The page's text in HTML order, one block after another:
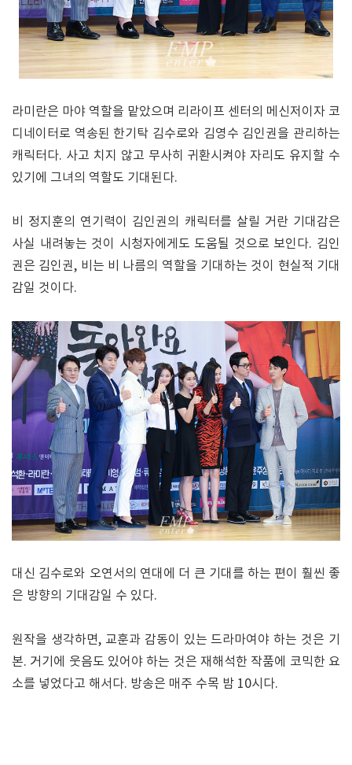
라미란은 마야 역할을 맡았으며 리라이프 센터의 메신저이자 코
디네이터로 역송된 한기탁 김수로와 김영수 김인권을 관리하는
캐릭터다. 사고 치지 않고 무사히 귀환시켜야 자리도 유지할 수
있기에 그녀의 역할도 기대된다.
비 정지훈의 연기력이 김인권의 캐릭터를 살릴 거란 기대감은
사실 내려놓는 것이 시청자에게도 도움될 것으로 보인다. 김인
권은 김인권, 비는 비 나름의 역할을 기대하는 것이 현실적 기대
감일 것이다.
대신 김수로와 오연서의 연대에 더 큰 기대를 하는 편이 훨씬 좋
은 방향의 기대감일 수 있다.
원작을 생각하면, 교훈과 감동이 있는 드라마여야 하는 것은 기
본. 거기에 웃음도 있어야 하는 것은 재해석한 작품에 코믹한 요
소를 넣었다고 해서다. 방송은 매주 수목 밤 10시다.